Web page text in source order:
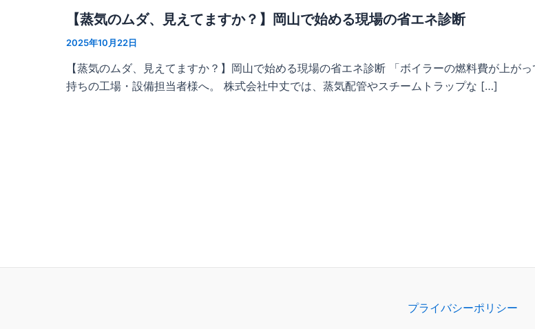
【蒸気のムダ、見えてますか？】岡山で始める現場の省エネ診断
2025年10月22日
【蒸気のムダ、見えてますか？】岡山で始める現場の省エネ診断 「ボイラーの燃料費が上
持ちの工場・設備担当者様へ。 株式会社中丈では、蒸気配管やスチームトラップな […]
プライバシーポリシー